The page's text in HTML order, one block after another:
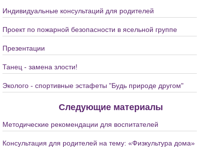
Индивидуальные консультаций для родителей
Проект по пожарной безопасности в ясельной группе
Презентации
Танец - замена злости!
Эколого - спортивные эстафеты "Будь природе другом"
Следующие материалы
Методические рекомендации для воспитателей
Консультация для родителей на тему: «Физкультура дома»